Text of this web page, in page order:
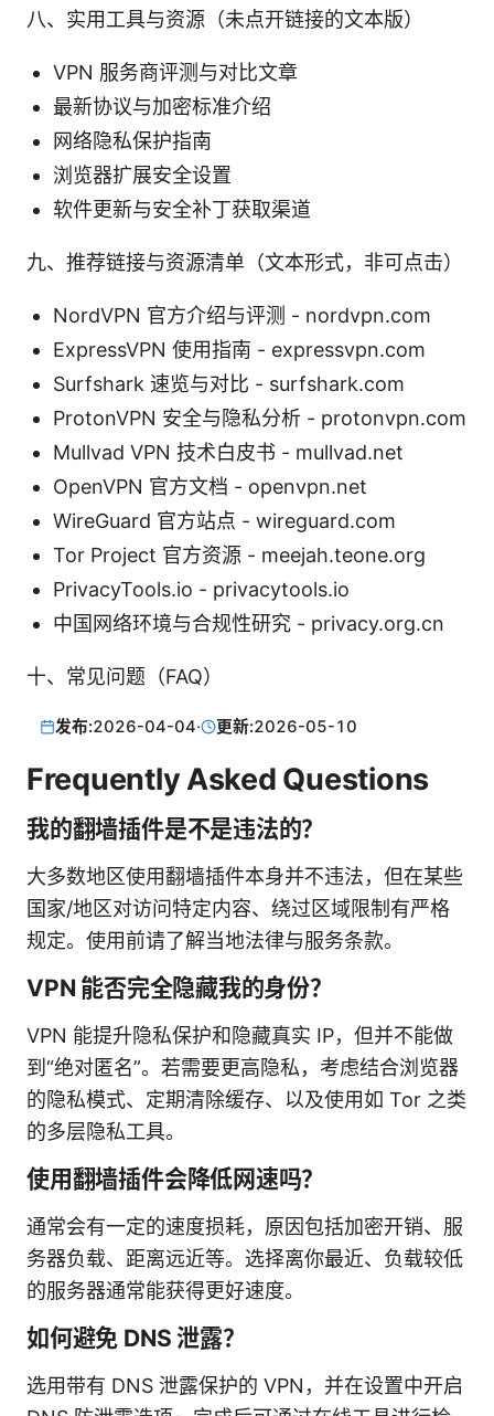
八、实用工具与资源（未点开链接的文本版）
VPN 服务商评测与对比文章
最新协议与加密标准介绍
网络隐私保护指南
浏览器扩展安全设置
软件更新与安全补丁获取渠道
九、推荐链接与资源清单（文本形式，非可点击）
NordVPN 官方介绍与评测 - nordvpn.com
ExpressVPN 使用指南 - expressvpn.com
Surfshark 速览与对比 - surfshark.com
ProtonVPN 安全与隐私分析 - protonvpn.com
Mullvad VPN 技术白皮书 - mullvad.net
OpenVPN 官方文档 - openvpn.net
WireGuard 官方站点 - wireguard.com
Tor Project 官方资源 - meejah.teone.org
PrivacyTools.io - privacytools.io
中国网络环境与合规性研究 - privacy.org.cn
十、常见问题（FAQ）
发布:2026-04-04· 更新:2026-05-10
Frequently Asked Questions
我的翻墙插件是不是违法的？
大多数地区使用翻墙插件本身并不违法，但在某些
国家/地区对访问特定内容、绕过区域限制有严格
规定。使用前请了解当地法律与服务条款。
VPN 能否完全隐藏我的身份？
VPN 能提升隐私保护和隐藏真实 IP，但并不能做
到“绝对匿名”。若需要更高隐私，考虑结合浏览器
的隐私模式、定期清除缓存、以及使用如 Tor 之类
的多层隐私工具。
使用翻墙插件会降低网速吗？
通常会有一定的速度损耗，原因包括加密开销、服
务器负载、距离远近等。选择离你最近、负载较低
的服务器通常能获得更好速度。
如何避免 DNS 泄露？
选用带有 DNS 泄露保护的 VPN，并在设置中开启